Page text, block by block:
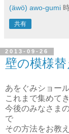
(äwö) awo-gumi
共有
2013-09-26
壁の模様
あをぐみショー
これまで集めて
今後のみなさま
で
その方法をお教